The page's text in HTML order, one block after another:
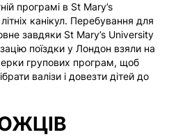
програмі в St Mary’s
канікул. Перебування для
завдяки St Mary’s University
поїздки у Лондон взяли на
групових програм, щоб
валізи і довезти дітей до